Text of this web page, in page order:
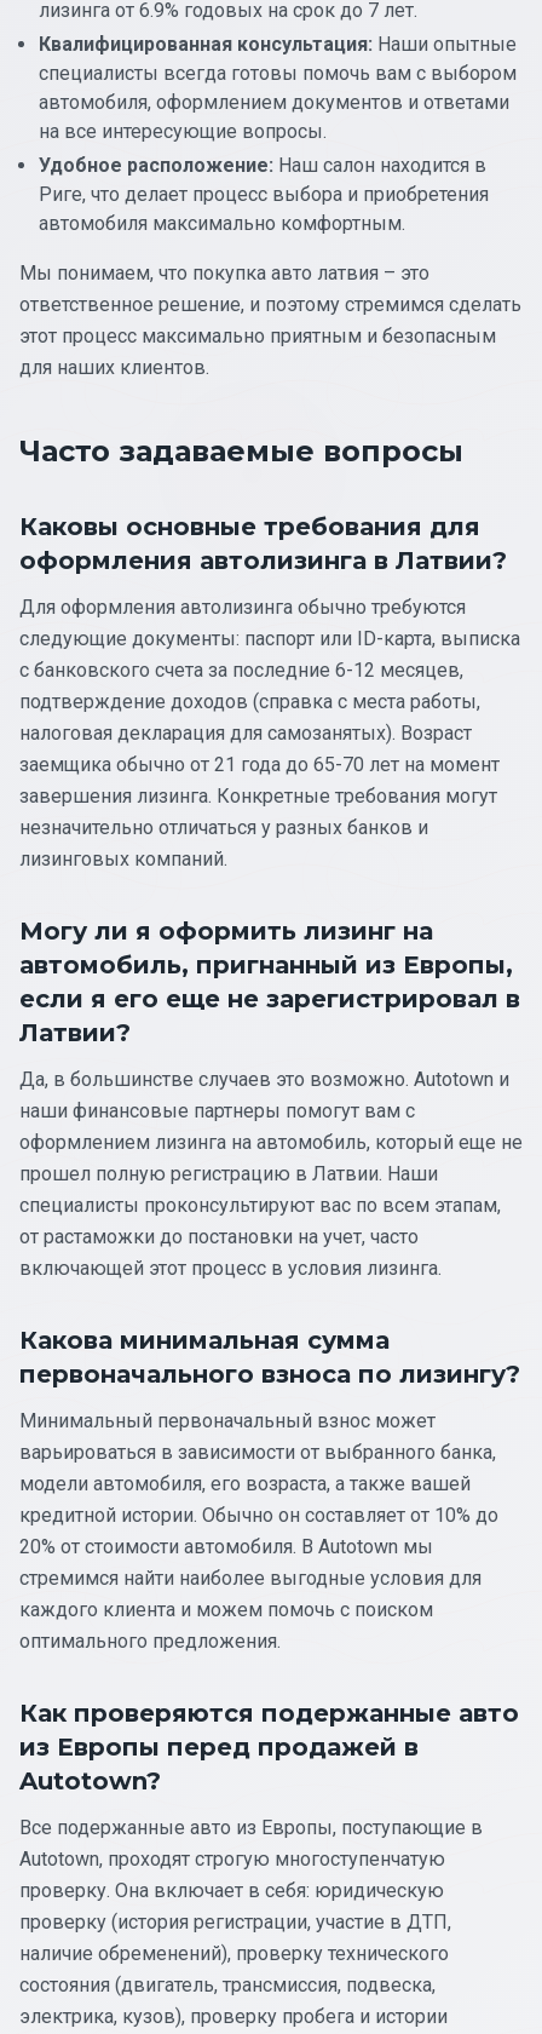
лизинга от 6.9% годовых на срок до 7 лет.
Квалифицированная консультация: Наши опытные
специалисты всегда готовы помочь вам с выбором
автомобиля, оформлением документов и ответами
на все интересующие вопросы.
Удобное расположение: Наш салон находится в
Риге, что делает процесс выбора и приобретения
автомобиля максимально комфортным.
Мы понимаем, что покупка авто латвия – это
ответственное решение, и поэтому стремимся сделать
этот процесс максимально приятным и безопасным
для наших клиентов.
Часто задаваемые вопросы
Каковы основные требования для
оформления автолизинга в Латвии?
Для оформления автолизинга обычно требуются
следующие документы: паспорт или ID-карта, выписка
с банковского счета за последние 6-12 месяцев,
подтверждение доходов (справка с места работы,
налоговая декларация для самозанятых). Возраст
заемщика обычно от 21 года до 65-70 лет на момент
завершения лизинга. Конкретные требования могут
незначительно отличаться у разных банков и
лизинговых компаний.
Могу ли я оформить лизинг на
автомобиль, пригнанный из Европы,
если я его еще не зарегистрировал в
Латвии?
Да, в большинстве случаев это возможно. Autotown и
наши финансовые партнеры помогут вам с
оформлением лизинга на автомобиль, который еще не
прошел полную регистрацию в Латвии. Наши
специалисты проконсультируют вас по всем этапам,
от растаможки до постановки на учет, часто
включающей этот процесс в условия лизинга.
Какова минимальная сумма
первоначального взноса по лизингу?
Минимальный первоначальный взнос может
варьироваться в зависимости от выбранного банка,
модели автомобиля, его возраста, а также вашей
кредитной истории. Обычно он составляет от 10% до
20% от стоимости автомобиля. В Autotown мы
стремимся найти наиболее выгодные условия для
каждого клиента и можем помочь с поиском
оптимального предложения.
Как проверяются подержанные авто
из Европы перед продажей в
Autotown?
Все подержанные авто из Европы, поступающие в
Autotown, проходят строгую многоступенчатую
проверку. Она включает в себя: юридическую
проверку (история регистрации, участие в ДТП,
наличие обременений), проверку технического
состояния (двигатель, трансмиссия, подвеска,
электрика, кузов), проверку пробега и истории